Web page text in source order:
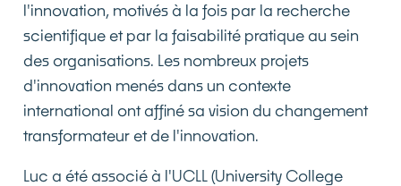
l'innovation, motivés à la fois par la recherche
scientifique et par la faisabilité pratique au sein
des organisations. Les nombreux projets
d'innovation menés dans un contexte
international ont affiné sa vision du changement
transformateur et de l'innovation.
Luc a été associé à l'UCLL (University College